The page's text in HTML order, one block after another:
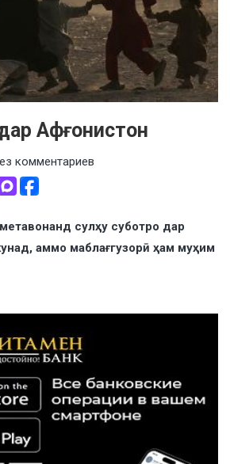
Афғонистон
комментариев
сулҳу суботро дар
аммо маблағгузорӣ ҳам муҳим